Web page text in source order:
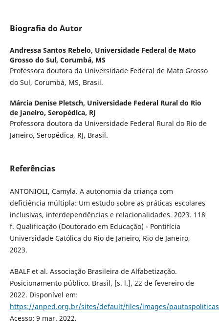
Biografia do Autor
Andressa Santos Rebelo, Universidade Federal de Mato
Grosso do Sul, Corumbá, MS
Professora doutora da Universidade Federal de Mato Grosso
do Sul, Corumbá, MS, Brasil.
Márcia Denise Pletsch, Universidade Federal Rural do Rio
de Janeiro, Seropédica, RJ
Professora doutora da Universidade Federal Rural do Rio de
Janeiro, Seropédica, RJ, Brasil.
Referências
ANTONIOLI, Camyla. A autonomia da criança com
deficiência múltipla: Um estudo sobre as práticas escolares
inclusivas, interdependências e relacionalidades. 2023. 118
f. Qualificação (Doutorado em Educação) - Pontifícia
Universidade Católica do Rio de Janeiro, Rio de Janeiro,
2023.
ABALF et al. Associação Brasileira de Alfabetização.
Posicionamento público. Brasil, [s. l.], 22 de fevereiro de
2022. Disponível em:
https://anped.org.br/sites/default/files/images/
Acesso: 9 mar. 2022.